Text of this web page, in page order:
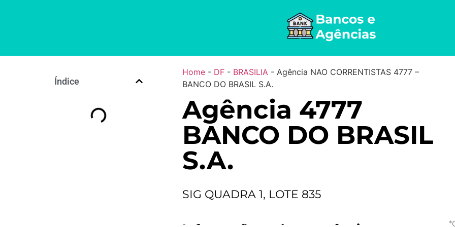
Índice
Home- DF- BRASILIA - Agência NAO CORRENTISTAS 4777 –
BANCO DO BRASIL S.A.
Agência 4777
BANCO DO BRASIL
S.A.
SIG QUADRA 1, LOTE 835